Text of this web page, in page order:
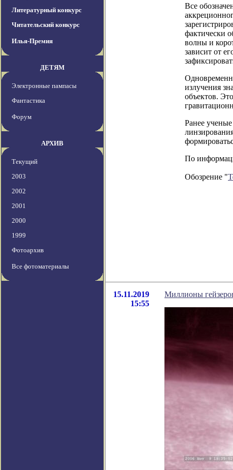
Литературный конкурс
Читательский конкурс
Илья-Премия
ДЕТЯМ
Электронные пампасы
Фантастика
Форум
АРХИВ
Текущий
2003
2002
2001
2000
1999
Фотоархив
Все фотоматериалы
Все
фактически
волны и
зависит от
излучения
объектов.
Ранее
По
Обозрение "
15.11.2019
15:55
Миллионы